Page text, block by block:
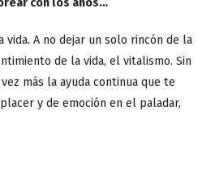
con los años…
vida. A no dejar un solo rincón de la
de la vida, el vitalismo. Sin
más la ayuda continua que te
y de emoción en el paladar,